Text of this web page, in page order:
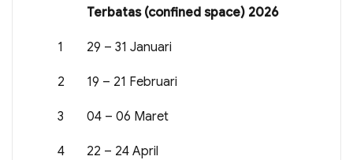
Terbatas (confined space) 2026
1 29 – 31 Januari
2 19 – 21 Februari
3 04 – 06 Maret
4 22 – 24 April